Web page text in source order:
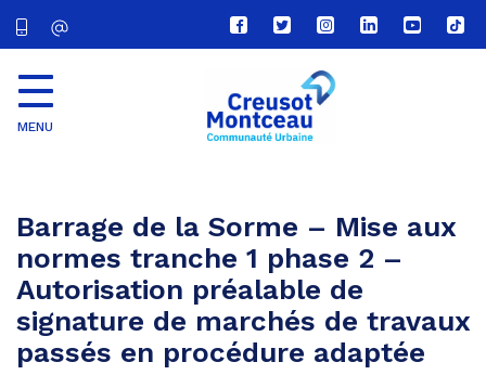
Lien
vers
compte
Facebook
Lien
vers
compte
Twitter
Lien
vers
le
compte
Lien
vers
Lien
vers
Lien
vers
MENU
Barrage de la Sorme – Mise aux
normes tranche 1 phase 2 –
Autorisation préalable de
signature de marchés de travaux
passés en procédure adaptée